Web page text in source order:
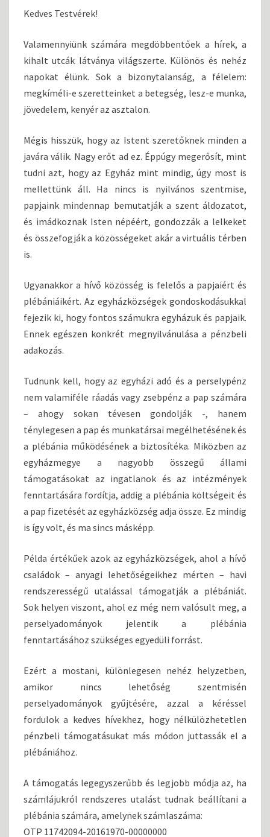
R
L
E
L
Kedves Testvérek!
Valamennyiünk számára megdöbbentőek a hírek, a
kihalt utcák látványa világszerte. Különös és nehéz
napokat élünk. Sok a bizonytalanság, a félelem:
megkíméli-e szeretteinket a betegség, lesz-e munka,
jövedelem, kenyér az asztalon.
Mégis hisszük, hogy az Istent szeretőknek minden a
javára válik. Nagy erőt ad ez. Éppúgy megerősít, mint
tudni azt, hogy az Egyház mint mindig, úgy most is
mellettünk áll. Ha nincs is nyilvános szentmise,
papjaink mindennap bemutatják a szent áldozatot,
és imádkoznak Isten népéért, gondozzák a lelkeket
és összefogják a közösségeket akár a virtuális térben
is.
Ugyanakkor a hívő közösség is felelős a papjaiért és
plébániáikért. Az egyházközségek gondoskodásukkal
fejezik ki, hogy fontos számukra egyházuk és papjaik.
Ennek egészen konkrét megnyilvánulása a pénzbeli
adakozás.
Tudnunk kell, hogy az egyházi adó és a perselypénz
nem valamiféle ráadás vagy zsebpénz a pap számára
– ahogy sokan tévesen gondolják -, hanem
ténylegesen a pap és munkatársai megélhetésének és
a plébánia működésének a biztosítéka. Miközben az
egyházmegye a nagyobb összegű állami
támogatásokat az ingatlanok és az intézmények
fenntartására fordítja, addig a plébánia költségeit és
a pap fizetését az egyházközség adja össze. Ez mindig
is így volt, és ma sincs másképp.
Példa értékűek azok az egyházközségek, ahol a hívő
családok – anyagi lehetőségeikhez mérten – havi
rendszerességű utalással támogatják a plébániát.
Sok helyen viszont, ahol ez még nem valósult meg, a
perselyadományok jelentik a plébánia
fenntartásához szükséges egyedüli forrást.
Ezért a mostani, különlegesen nehéz helyzetben,
amikor nincs lehetőség szentmisén
perselyadományok gyűjtésére, azzal a kéréssel
fordulok a kedves hívekhez, hogy nélkülözhetetlen
pénzbeli támogatásukat más módon juttassák el a
plébániához.
A támogatás legegyszerűbb és legjobb módja az, ha
számlájukról rendszeres utalást tudnak beállítani a
plébánia számára, amelynek számlaszáma:
OTP 11742094-20161970-00000000